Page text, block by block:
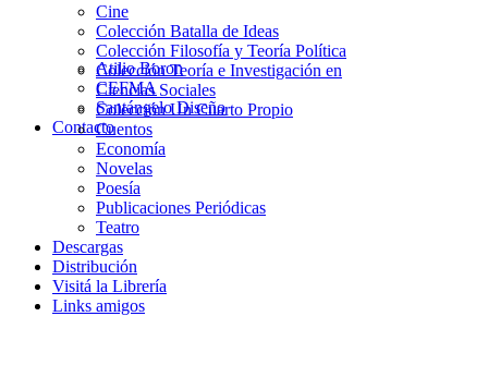
Atilio Boron
CEFMA
Santángelo Diseño
Contacto
Cine
Colección Batalla de Ideas
Colección Filosofía y Teoría Política
Colección Teoría e Investigación en
Ciencias Sociales
Colección Un Cuarto Propio
Cuentos
Economía
Novelas
Poesía
Publicaciones Periódicas
Teatro
Descargas
Distribución
Visitá la Librería
Links amigos